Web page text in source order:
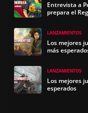
Entrevista a
prepara el
LANZAMIENTOS
Los mejores
más
LANZAMIENTOS
Los mejores
esperados